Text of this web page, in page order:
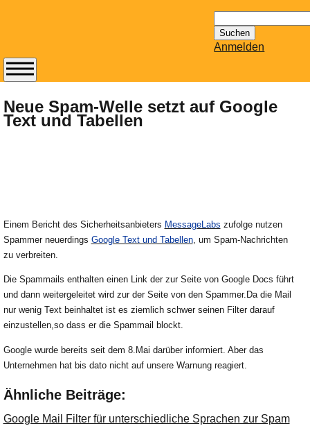
nach:
Anmelden
Neue Spam-Welle setzt auf Google
Text und Tabellen
Einem Bericht des Sicherheitsanbieters MessageLabs zufolge nutzen
Spammer neuerdings Google Text und Tabellen, um Spam-Nachrichten
zu verbreiten.
Die Spammails enthalten einen Link der zur Seite von Google Docs führt
und dann weitergeleitet wird zur der Seite von den Spammer.Da die Mail
nur wenig Text beinhaltet ist es ziemlich schwer seinen Filter darauf
einzustellen,so dass er die Spammail blockt.
Google wurde bereits seit dem 8.Mai darüber informiert. Aber das
Unternehmen hat bis dato nicht auf unsere Warnung reagiert.
Ähnliche Beiträge:
Google Mail Filter für unterschiedliche Sprachen zur Spam
Abonnieren Sie den
14-tägig
erscheinenden
bereithält!
Wie z.B. Outlook,
GMail, Thunderbird
oder auch
KuNoMail, usw.
Ihre E-Mail
Adresse:
E-Mail
E-Mail bestätigen